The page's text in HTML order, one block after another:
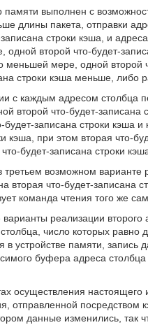
памяти выполнен с
длины пакета, отправки
строки кэша, и
второй что-будет-
мере, одной второй
строки кэша меньше, либо
с каждым адресом столбца
второй что-будет-записана
записана строки кэша
при этом вторая что-
будет-записана строки
возможном варианте
что-будет-записана
команда чтения того же
реализации второго
число которых равно
устройстве памяти, запись
буфера адреса столбца
осуществления настоящего
отправленной посредством
данные изменились, так